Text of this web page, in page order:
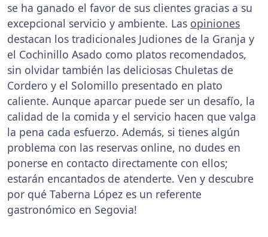
se ha ganado el favor de sus clientes gracias a su
excepcional servicio y ambiente. Las opiniones
destacan los tradicionales Judiones de la Granja y
el Cochinillo Asado como platos recomendados,
sin olvidar también las deliciosas Chuletas de
Cordero y el Solomillo presentado en plato
caliente. Aunque aparcar puede ser un desafío, la
calidad de la comida y el servicio hacen que valga
la pena cada esfuerzo. Además, si tienes algún
problema con las reservas online, no dudes en
ponerse en contacto directamente con ellos;
estarán encantados de atenderte. Ven y descubre
por qué Taberna López es un referente
gastronómico en Segovia!